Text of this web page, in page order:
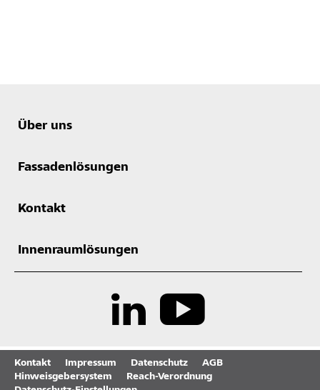
Über uns
Fassadenlösungen
Kontakt
Innenraumlösungen
Kontakt Impressum Datenschutz
AGB
Hinweisgebersystem
Reach-Verordnung